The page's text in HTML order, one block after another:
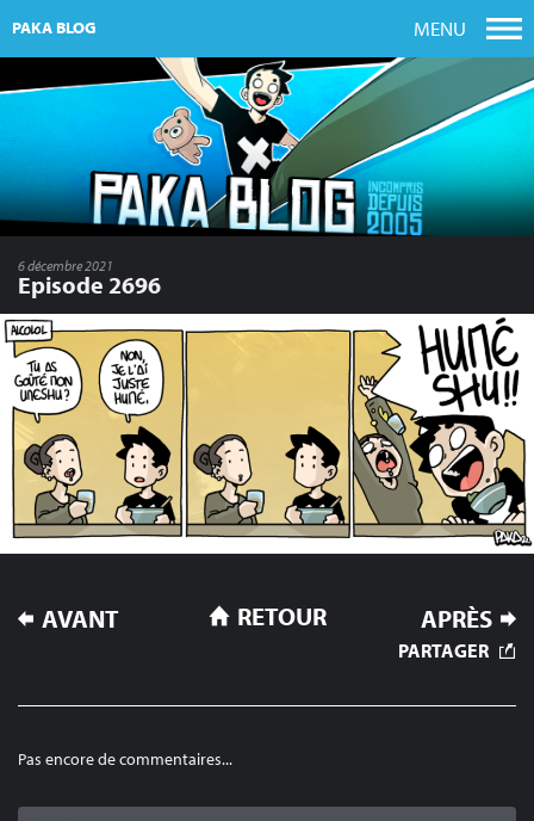
PAKA BLOG MENU
6 décembre 2021
Episode 2696
NAVIGATION
DE
AVANT APRÈS
RETOUR
PARTAGER
Pas encore de commentaires...